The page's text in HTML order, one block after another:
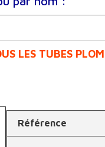
Référence